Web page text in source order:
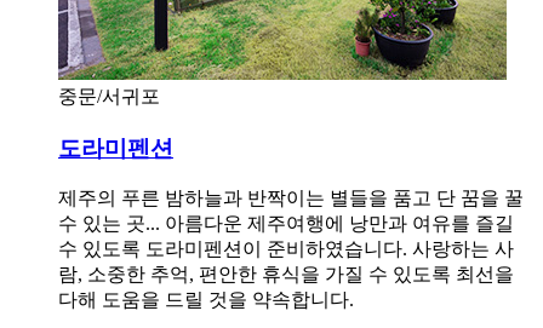
중문/서귀포
도라미펜션
제주의 푸른 밤하늘과 반짝이는 별들을 품고 단 꿈을 꿀
수 있는 곳... 아름다운 제주여행에 낭만과 여유를 즐길
수 있도록 도라미펜션이 준비하였습니다. 사랑하는 사
람, 소중한 추억, 편안한 휴식을 가질 수 있도록 최선을
다해 도움을 드릴 것을 약속합니다.